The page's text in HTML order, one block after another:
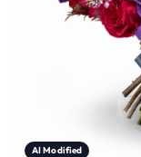
AI Modified